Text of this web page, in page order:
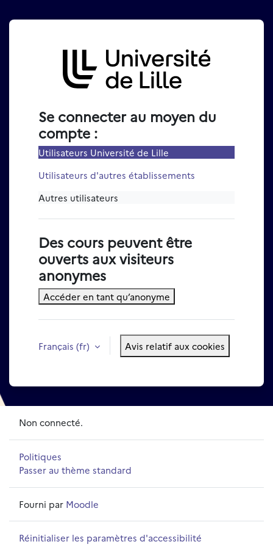
Connexion à Moodle
Se connecter au moyen du
compte :
Utilisateurs Université de Lille
Utilisateurs d'autres établissements
Autres utilisateurs
Des cours peuvent être
ouverts aux visiteurs
anonymes
Accéder en tant qu’anonyme
Français ‎(fr)‎ Avis relatif aux cookies
Non connecté.
Politiques
Passer au thème standard
Fourni par Moodle
Réinitialiser les paramètres d'accessibilité